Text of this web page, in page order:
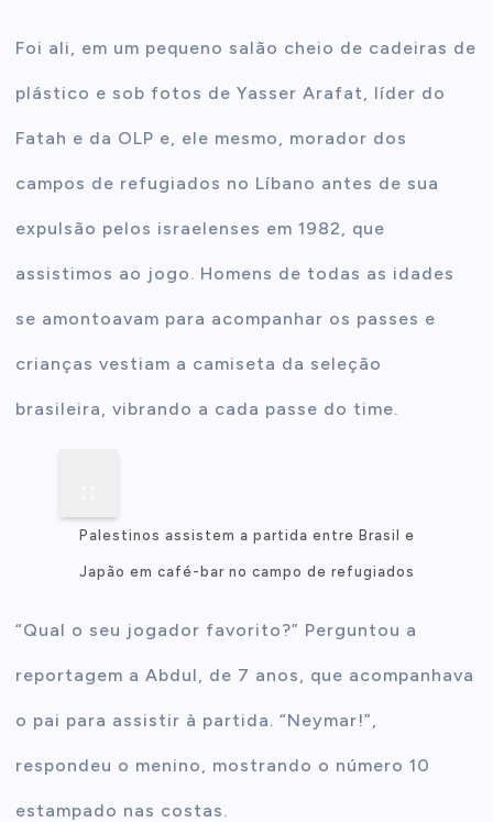
Foi ali, em um pequeno salão cheio de cadeiras de
plástico e sob fotos de Yasser Arafat, líder do
Fatah e da OLP e, ele mesmo, morador dos
campos de refugiados no Líbano antes de sua
expulsão pelos israelenses em 1982, que
assistimos ao jogo. Homens de todas as idades
se amontoavam para acompanhar os passes e
crianças vestiam a camiseta da seleção
brasileira, vibrando a cada passe do time.
Palestinos assistem a partida entre Brasil e
Japão em café-bar no campo de refugiados
“Qual o seu jogador favorito?” Perguntou a
reportagem a Abdul, de 7 anos, que acompanhava
o pai para assistir à partida. “Neymar!”,
respondeu o menino, mostrando o número 10
estampado nas costas.